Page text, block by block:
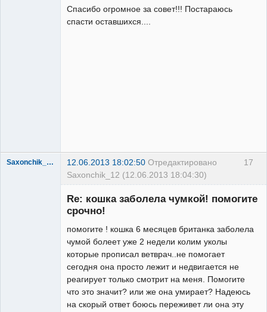
Спасибо огромное за совет!!! Постараюсь
спасти оставшихся....
17
Saxonchik_12 12.06.2013 18:02:50 Отредактировано
Saxonchik_12 (12.06.2013 18:04:30)
Зарегистрированный
Re: кошка заболела чумкой! помогите
срочно!
помогите ! кошка 6 месяцев британка заболела
чумой болеет уже 2 недели колим уколы
которые прописал ветврач..не помогает
сегодня она просто лежит и недвигается не
реагирует только смотрит на меня. Помогите
что это значит? или же она умирает? Надеюсь
на скорый ответ боюсь переживет ли она эту